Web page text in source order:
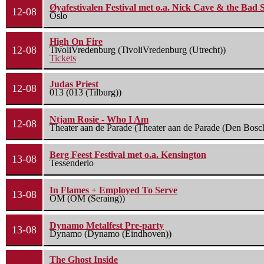
12-08
Øyafestivalen Festival met o.a. Nick Cave & the Bad
Oslo
12-08
High On Fire
TivoliVredenburg (TivoliVredenburg (Utrecht))
Tickets
12-08
Judas Priest
013 (013 (Tilburg))
12-08
Ntjam Rosie - Who I Am
Theater aan de Parade (Theater aan de Parade (Den
13-08
Berg Feest Festival met o.a. Kensington
Tessenderlo
13-08
In Flames + Employed To Serve
OM (OM (Seraing))
13-08
Dynamo Metalfest Pre-party
Dynamo (Dynamo (Eindhoven))
The Ghost Inside